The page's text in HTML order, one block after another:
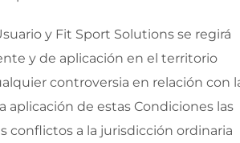
y Fit Sport Solutions se regirá
y de aplicación en el territorio
controversia en relación con
aplicación de estas Condiciones las
conflictos a la jurisdicción ordinaria